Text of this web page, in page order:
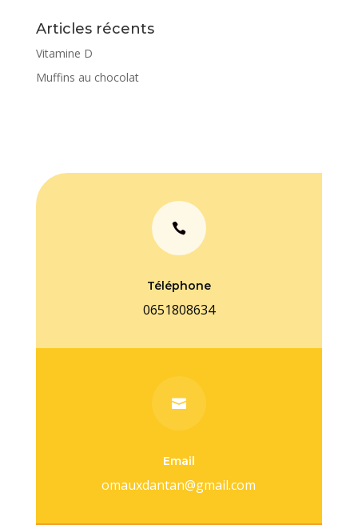
Articles récents
Vitamine D
Muffins au chocolat

Téléphone
0651808634

Email
omauxdantan@gmail.com